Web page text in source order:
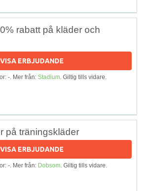
rabatt på kläder och
VISA ERBJUDANDE
-. Mer från: Stadium. Giltig tills vidare.
på träningskläder
VISA ERBJUDANDE
-. Mer från: Dobsom. Giltig tills vidare.